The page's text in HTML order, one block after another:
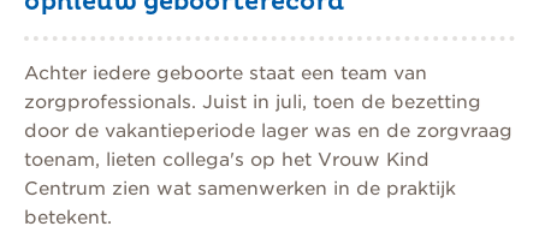
Achter iedere geboorte staat een team van
zorgprofessionals. Juist in juli, toen de bezetting
door de vakantieperiode lager was en de zorgvraag
toenam, lieten collega's op het Vrouw Kind
Centrum zien wat samenwerken in de praktijk
betekent.